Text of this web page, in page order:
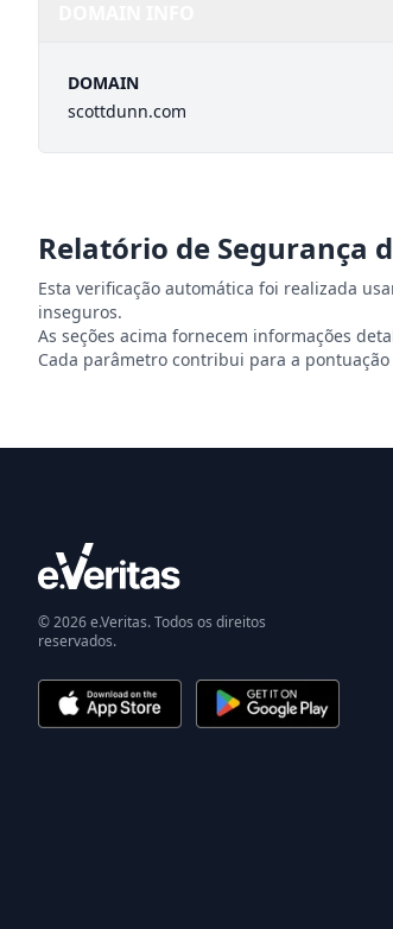
DOMAIN
scottdunn.com
Relatório de Segurança
Esta verificação automática foi realizada
inseguros.
As seções acima fornecem informações
Cada parâmetro contribui para a
© 2026 e.Veritas. Todos os direitos
reservados.